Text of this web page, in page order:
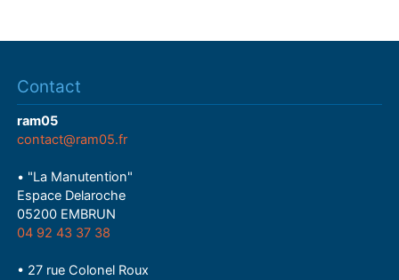
Contact
ram05
contact@ram05.fr
• "La Manutention"
Espace Delaroche
05200 EMBRUN
04 92 43 37 38
• 27 rue Colonel Roux